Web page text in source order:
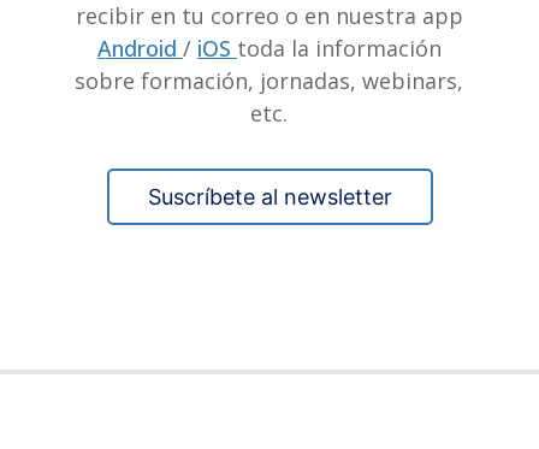
recibir en tu correo o en nuestra app
Android / iOS toda la información
sobre formación, jornadas, webinars,
etc.
Suscríbete al newsletter